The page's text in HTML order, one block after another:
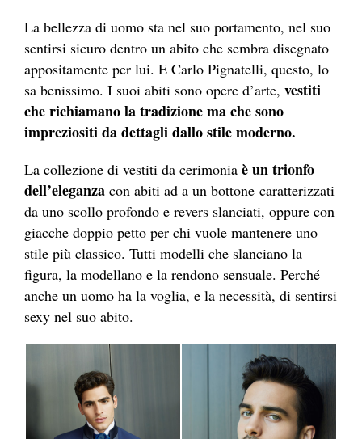
La bellezza di uomo sta nel suo portamento, nel suo
sentirsi sicuro dentro un abito che sembra disegnato
appositamente per lui. E Carlo Pignatelli, questo, lo
sa benissimo. I suoi abiti sono opere d’arte, vestiti
che richiamano la tradizione ma che sono
impreziositi da dettagli dallo stile moderno.
La collezione di vestiti da cerimonia è un trionfo
dell’eleganza con abiti ad a un bottone caratterizzati
da uno scollo profondo e revers slanciati, oppure con
giacche doppio petto per chi vuole mantenere uno
stile più classico. Tutti modelli che slanciano la
figura, la modellano e la rendono sensuale. Perché
anche un uomo ha la voglia, e la necessità, di sentirsi
sexy nel suo abito.